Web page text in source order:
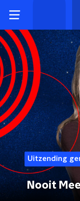
Uitzending
Nooit